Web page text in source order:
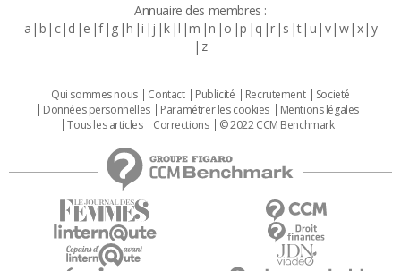
Annuaire des membres :
a b c d e f g h i j k l m n o p q r s t u v w x y
z
Qui sommes nous Contact Publicité Recrutement
Societé
Données personnelles
Paramétrer les cookies
Mentions légales
Tous les articles
Corrections © 2022 CCM Benchmark